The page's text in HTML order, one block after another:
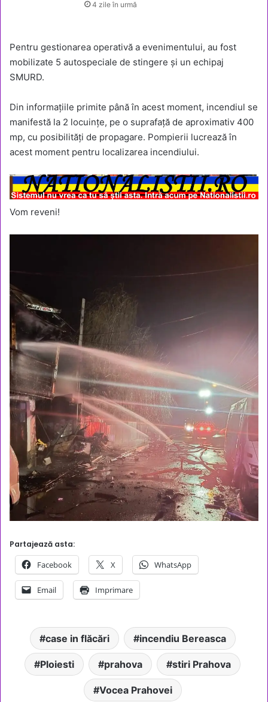
4 zile în urmă
Pentru gestionarea operativă a evenimentului, au fost
mobilizate 5 autospeciale de stingere și un echipaj
SMURD.
Din informațiile primite până în acest moment, incendiul se
manifestă la 2 locuințe, pe o suprafață de aproximativ 400
mp, cu posibilități de propagare. Pompierii lucrează în
acest moment pentru localizarea incendiului.
Vom reveni!
Partajează asta:
Facebook X WhatsApp
Email Imprimare
case in flăcări incendiu Bereasca
Ploiesti prahova stiri Prahova
Vocea Prahovei